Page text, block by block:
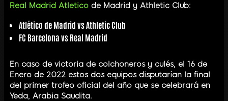
Real Madrid Atletico de Madrid y Athletic Club:
Atlético de Madrid vs Athletic Club
FC Barcelona vs Real Madrid
En caso de victoria de colchoneros y culés, el 16 de
Enero de 2022 estos dos equipos disputarían la final
del primer trofeo oficial del año que se celebrará en
Yeda, Arabia Saudita.